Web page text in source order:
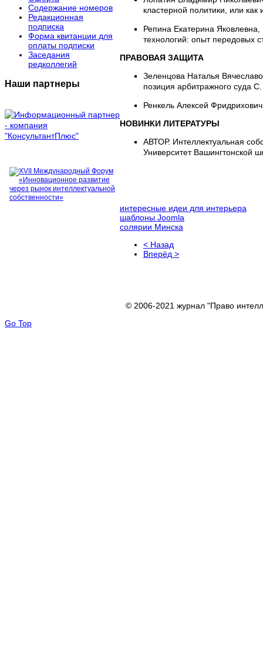
Содержание номеров
Редакционная
подписка
Форма квитанции для
оплаты подписки
Заседания
редколлегий
Наши партнеры
кластерной политики, или
Репина Екатерина
технологий: опыт передовых
ПРАВОВАЯ ЗАЩИТА
Зеленцова Наталья
позиция арбитражного суда
Ренкель Алексей
НОВИНКИ ЛИТЕРАТУРЫ
АВТОР. Интеллектуальная
Университет
интересные идеи для интерьера
шаблоны Joomla
солярии Минска
< Назад
Вперёд >
© 2006-2021 журнал "Право
Go Top